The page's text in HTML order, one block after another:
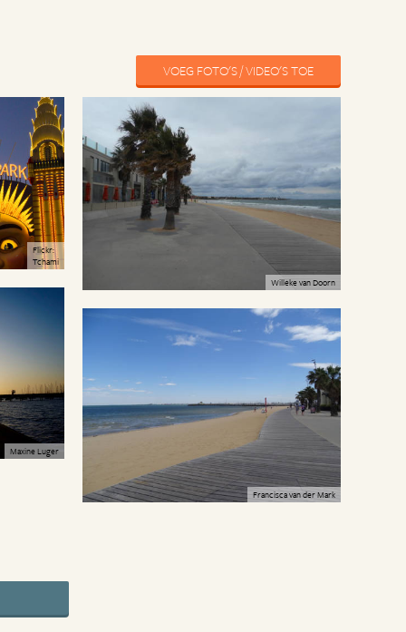
VOEG FOTO'S / VIDEO'S TOE
Flickr:
Tchami
Willeke van Doorn
Maxine Luger
Francisca van der Mark